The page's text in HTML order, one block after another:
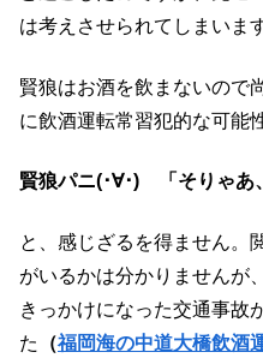
は考えさせられてしまいます
賢狼はお酒を飲まないので
に飲酒運転常習犯的な可能
賢狼パニ(･∀･) 「そりゃあ
と、感じざるを得ません。
がいるかは分かりませんが
きっかけになった交通事故
た
（福岡海の中道大橋飲酒